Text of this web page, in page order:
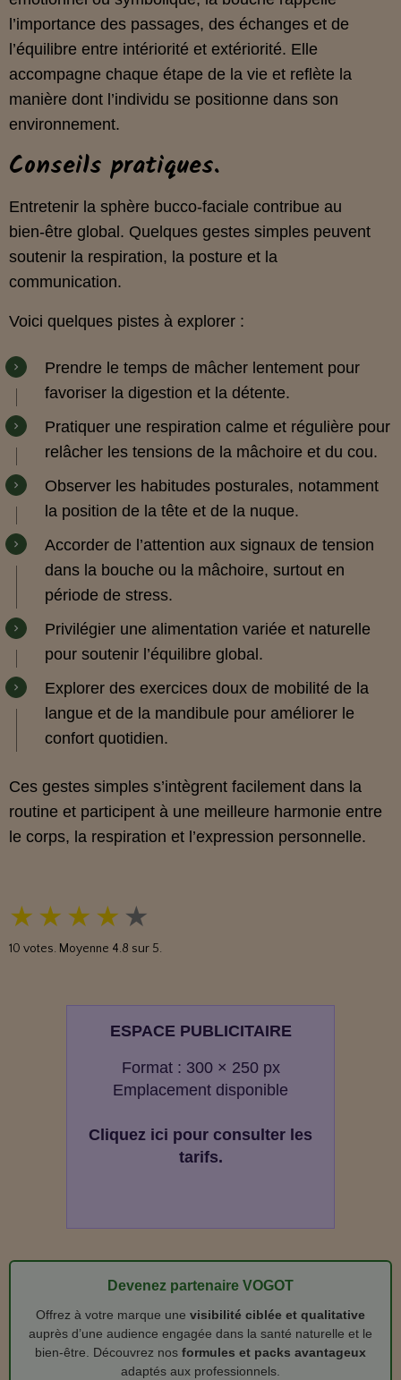
l’importance des passages, des échanges et de
l’équilibre entre intériorité et extériorité. Elle
accompagne chaque étape de la vie et reflète la
manière dont l’individu se positionne dans son
environnement.
Conseils pratiques.
Entretenir la sphère bucco‑faciale contribue au
bien‑être global. Quelques gestes simples peuvent
soutenir la respiration, la posture et la
communication.
Voici quelques pistes à explorer :
Prendre le temps de mâcher lentement pour
favoriser la digestion et la détente.
Pratiquer une respiration calme et régulière pour
relâcher les tensions de la mâchoire et du cou.
Observer les habitudes posturales, notamment
la position de la tête et de la nuque.
Accorder de l’attention aux signaux de tension
dans la bouche ou la mâchoire, surtout en
période de stress.
Privilégier une alimentation variée et naturelle
pour soutenir l’équilibre global.
Explorer des exercices doux de mobilité de la
langue et de la mandibule pour améliorer le
confort quotidien.
Ces gestes simples s’intègrent facilement dans la
routine et participent à une meilleure harmonie entre
le corps, la respiration et l’expression personnelle.
★ ★ ★ ★ ★
10 votes. Moyenne 4.8 sur 5.
ESPACE PUBLICITAIRE
Format : 300 × 250 px
Emplacement disponible
Cliquez ici pour consulter les
tarifs.
Devenez partenaire VOGOT
Offrez à votre marque une visibilité ciblée et qualitative
auprès d’une audience engagée dans la santé naturelle et le
bien‑être. Découvrez nos formules et packs avantageux
adaptés aux professionnels.